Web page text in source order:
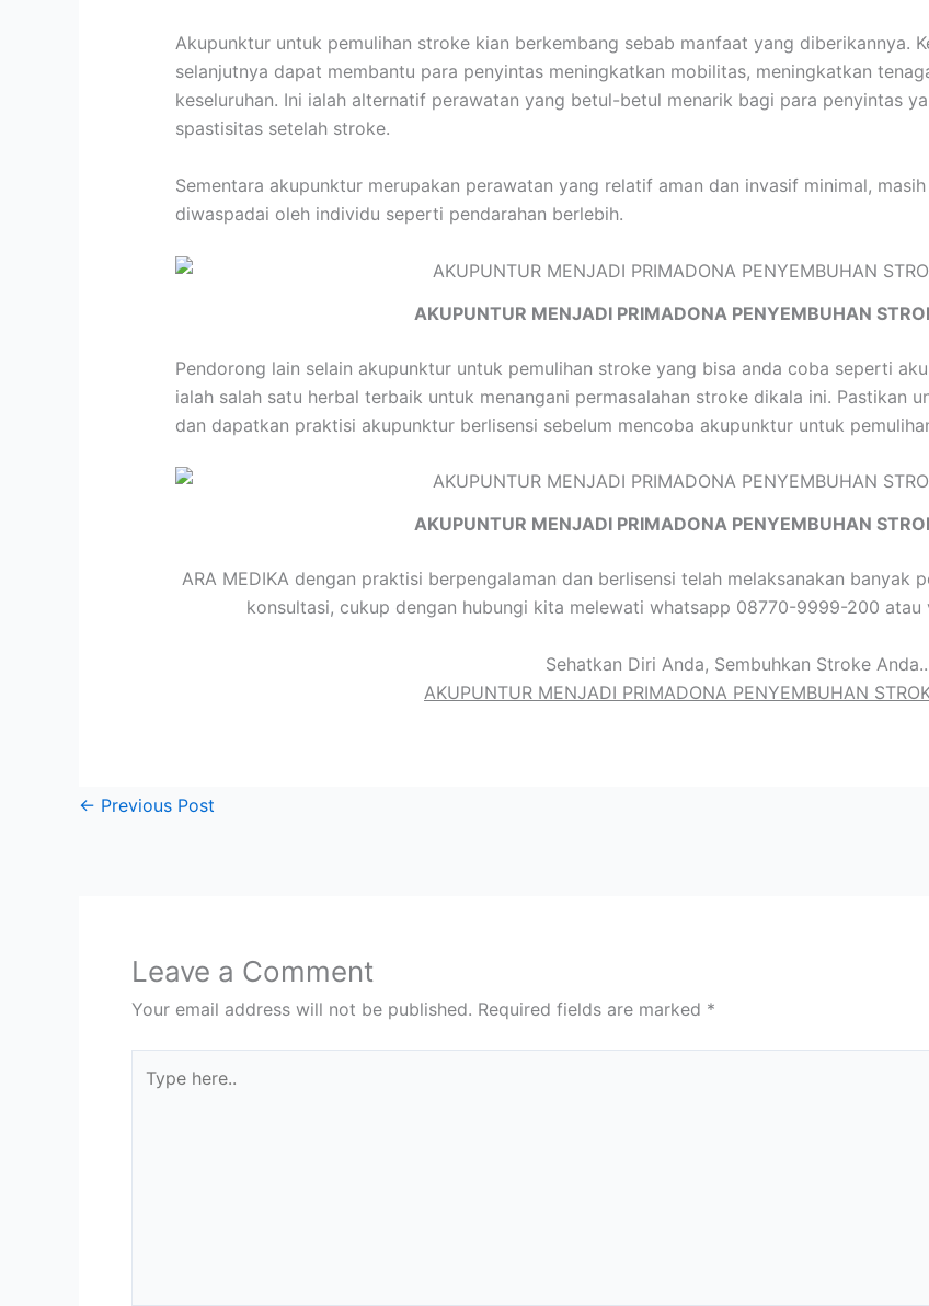
Akupunktur untuk pemulihan stroke kian berkembang sebab manfaat yang diberikannya.
selanjutnya dapat membantu para penyintas meningkatkan mobilitas, meningkatkan
keseluruhan. Ini ialah alternatif perawatan yang betul-betul menarik bagi para penyintas
spastisitas setelah stroke.
Sementara akupunktur merupakan perawatan yang relatif aman dan invasif minimal,
diwaspadai oleh individu seperti pendarahan berlebih.
AKUPUNTUR MENJADI PRIMADONA PENYEMBUHAN
Pendorong lain selain akupunktur untuk pemulihan stroke yang bisa anda coba seperti
ialah salah satu herbal terbaik untuk menangani permasalahan stroke dikala ini. Pastikan
dan dapatkan praktisi akupunktur berlisensi sebelum mencoba akupunktur untuk
AKUPUNTUR MENJADI PRIMADONA PENYEMBUHAN
ARA MEDIKA dengan praktisi berpengalaman dan berlisensi telah melaksanakan banyak
konsultasi, cukup dengan hubungi kita melewati whatsapp 08770-9999-200
Sehatkan Diri Anda, Sembuhkan Stroke Anda..
AKUPUNTUR MENJADI PRIMADONA PENYEMBUHAN
← Previous Post
Leave a Comment
Your email address will not be published. Required fields are marked *
here..